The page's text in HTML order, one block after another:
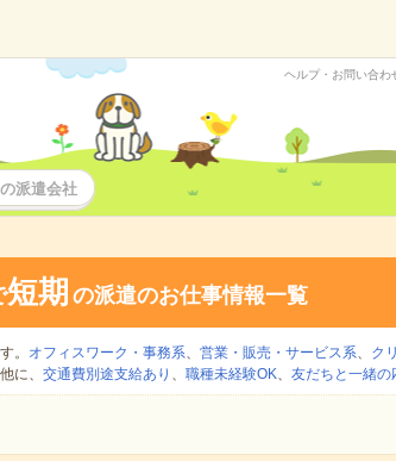
ヘルプ・お問い合わ
派遣会社
短期 の派遣のお仕事情報一覧
。 オフィスワーク・事務系、 営業・販売・サービス系、 ク
に、 交通費別途支給あり 、 職種未経験OK、 友だちと一緒の